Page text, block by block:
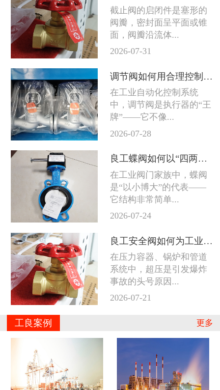
截止阀的启闭件是塞形的
阀瓣，密封面呈平面或锥
面，阀瓣沿流体...
2026-07-31
调节阀如何用合理控制征服苛刻工况
在工业自动化控制系统
中，调节阀是执行器的“王
牌”——它不像...
2026-07-28
良工蝶阀如何以“四两拨千斤”征服工业管道
在工业阀门家族中，蝶阀
是“以小博大”的代表——
它结构非常简单...
2026-07-24
良工安全阀如何为工业系统守住防线
在压力容器、锅炉和管道
系统中，超压是引发爆炸
事故的头号原因...
2026-07-21
更多
工良案例